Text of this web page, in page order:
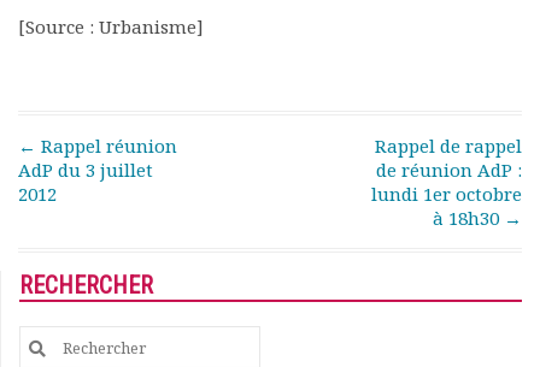
Comptes rendus mensuels
Présentation du bulletin
Comité de rédaction
Kiosk
Ressources
Nos actions
Podcast-AdP
[Source : Urbanisme]
Post navigation
← Rappel réunion
AdP du 3 juillet
2012
Rappel de rappel
de réunion AdP :
lundi 1er octobre
à 18h30 →
RECHERCHER
Search